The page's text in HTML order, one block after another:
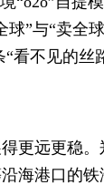
”与“卖全
看不见的
远更稳。
海港口的